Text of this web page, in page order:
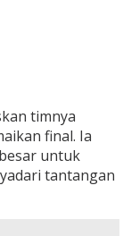
timnya
final. Ia
untuk
tantangan